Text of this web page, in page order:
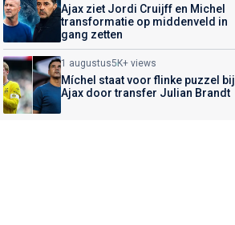
Ajax ziet Jordi Cruijff en Michel
transformatie op middenveld in
gang zetten
1 augustus5K+ views
Míchel staat voor flinke puzzel bij
Ajax door transfer Julian Brandt